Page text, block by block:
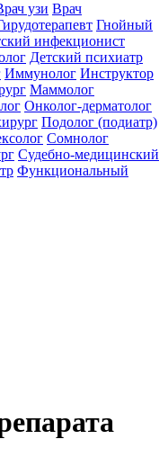
узи Врач
Гнойный
инфекционист
Детский психиатр
Иммунолог Инструктор
Маммолог
Онколог-дерматолог
Подолог (подиатр)
Сомнолог
Судебно-медицинский
Функциональный